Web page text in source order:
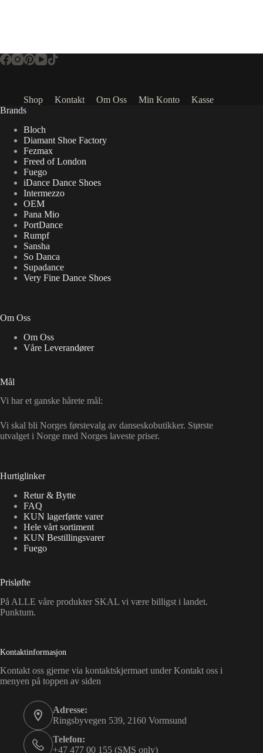
Shop Kontakt Om Oss Min Konto
Kasse
Brands
Bloch
Diamant Shoe Factory
Fezmax
Freed of London
Fuego
iDance Dance Shoes
Intermezzo
OEM
Pana Mio
PortDance
Rumpf
Sansha
So Danca
Supadance
Very Fine Dance Shoes
Om Oss
Om Oss
Våre Leverandører
Mål
Vi har et ganske hårete mål:
Vi skal bli Norges førstevalg av danseskobutikker. Største
utvalget i Norge med Norges laveste priser.
Hurtiglinker
Retur & Bytte
FAQ
KUN lagerførte varer
Hele vårt sortiment
KUN Bestillingsvarer
Fuego
Prisløfte
På ALLE våre produkter SKAL vi være billigst i landet.
Punktum.
Kontaktinformasjon
Kontakt oss gjerne via kontaktskjermaet under Kontakt oss i
menyen på toppen av siden
Adresse:
Ringsbyvegen 539, 2160 Vormsund
Telefon:
+47 477 00 155 (SMS only)